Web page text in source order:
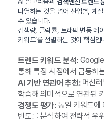
나열하는 것을 넘어 산업별, 계
수 있습니다.
검색량, 클릭률, 트래픽 변동 데
키워드’를 선별하는 것이 핵심입
트렌드 키워드 분석:
통해 특정 시점에서 급등하
AI 기반 연관어 추천:머신러
학습해 의미적으로 연관된
경쟁도 평가:동일 키워드에
빈도를 분석하여 전략적 우